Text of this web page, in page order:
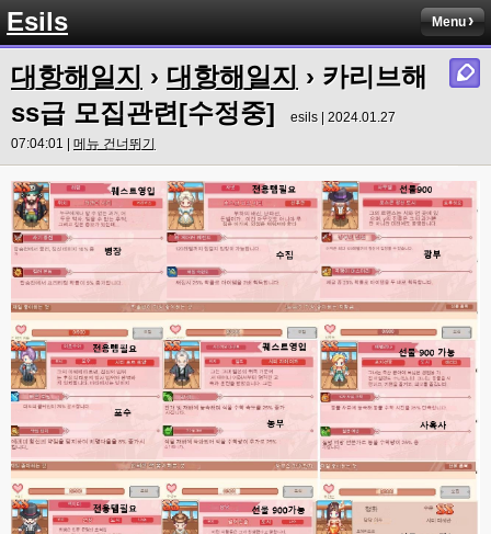
Esils Menu
대항해일지 › 대항해일지 › 카리브해
ss급 모집관련[수정중]
esils | 2024.01.27
07:04:01 | 메뉴 건너뛰기
ㅋ
esils 00:14
그렇다고 코어랑 모듈 전부 마개조해버릴려니 난중 또 공식버전 올라오면 답
없을꺼같아서 ;;
esils
고게임77 00:15
오 정상 이네요!
ㅇ
esils 00:16
채팅치믄 바로 반영 정상 ㅋ
고게임77 00:17
접속자는 ip당 1명인가 보네요. 다른 브로우저로 접속해도 3명인거보면
esils
음
esils 00:18
폰으로 접속해보니 3이 되는데